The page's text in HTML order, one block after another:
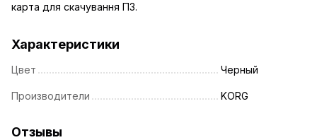
карта для скачування ПЗ.
Характеристики
Цвет Черный
Производители KORG
Отзывы